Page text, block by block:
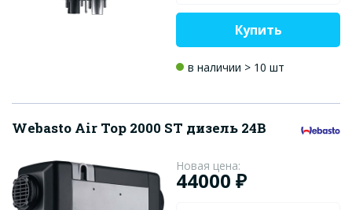
Купить
в наличии > 10 шт
Webasto Air Top 2000 ST дизель 24В
Новая цена:
44000 ₽